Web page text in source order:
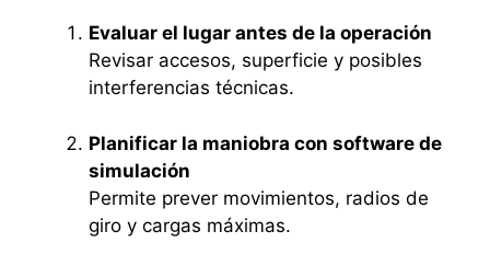
Evaluar el lugar antes de la operación
Revisar accesos, superficie y posibles
interferencias técnicas.
Planificar la maniobra con software de
simulación
Permite prever movimientos, radios de
giro y cargas máximas.